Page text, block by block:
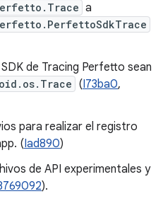
a
de Tracing Perfetto sean
(I73ba0,
para realizar el registro
(Iad890)
de API experimentales y
).